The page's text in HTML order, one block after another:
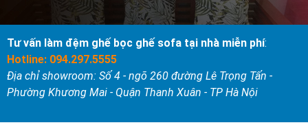
Tư vấn làm đệm ghế bọc ghế sofa tại nhà miễn phí:
Hotline: 094.297.5555
Địa chỉ showroom: Số 4 - ngõ 260 đường Lê Trọng Tấn -
Phường Khương Mai - Quận Thanh Xuân - TP Hà Nội